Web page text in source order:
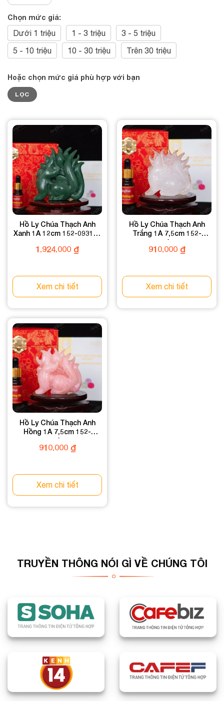
Chọn mức giá:
Dưới 1 triệu 1 - 3 triệu
3 - 5 triệu
5 - 10 triệu
10 - 30 triệu Trên 30 triệu
Hoặc chọn mức giá phù hợp với bạn
Giá
tối
thiểu
Giá
tối
đa
LỌC
Hồ Ly Chúa Thạch Anh
Xanh 1A 12cm 152-0931A-
1.924.000 ₫
Xem chi tiết
Hồ Ly Chúa Thạch Anh
Trắng 1A 7,5cm 152-
0871A-7,5
910.000₫
Xem chi tiết
Hồ Ly Chúa Thạch Anh
Hồng 1A 7,5cm 152-
0761A-7,5
910.000₫
Xem chi tiết
TRUYỀN THÔNG NÓI GÌ VỀ CHÚNG TÔI